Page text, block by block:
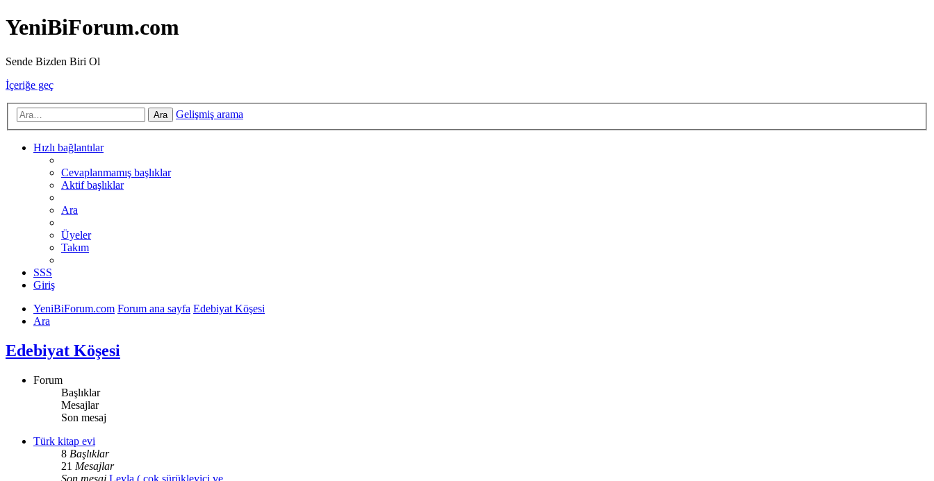
YeniBiForum.com
Sende Bizden Biri Ol
İçeriğe geç
Ara Gelişmiş arama
Hızlı bağlantılar
Cevaplanmamış başlıklar
Aktif başlıklar
Ara
Üyeler
Takım
SSS
Giriş
YeniBiForum.com Forum ana sayfa Edebiyat Köşesi
Ara
Edebiyat Köşesi
Forum
Başlıklar
Mesajlar
Son mesaj
Türk kitap evi
8 Başlıklar
21 Mesajlar